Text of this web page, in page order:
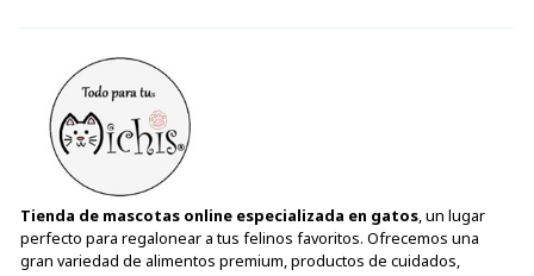
Tienda de mascotas online especializada en gatos, un lugar
perfecto para regalonear a tus felinos favoritos. Ofrecemos una
gran variedad de alimentos premium, productos de cuidados,